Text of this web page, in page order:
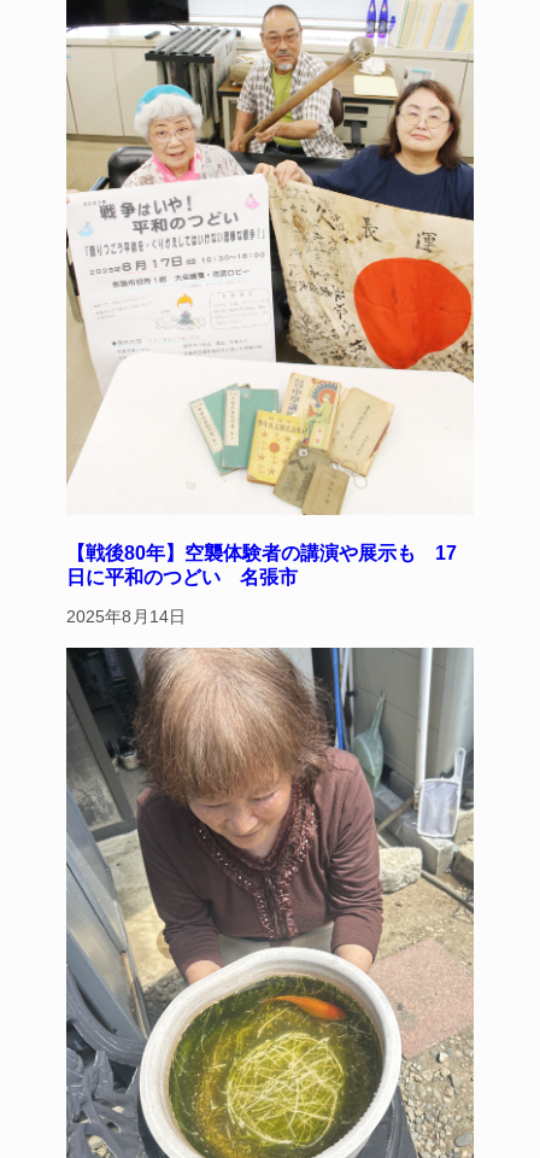
o
k
【戦後80年】空襲体験者の講演や展示も 17
日に平和のつどい 名張市
2025年8月14日